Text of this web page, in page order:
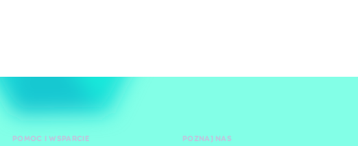
POMOC I WSPARCIE POZNAJ NAS